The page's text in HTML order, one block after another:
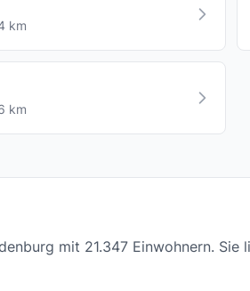
km
km
mit 21.347 Einwohnern.